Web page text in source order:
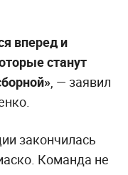
вперед и
станут
, — заявил
закончилась
Команда не